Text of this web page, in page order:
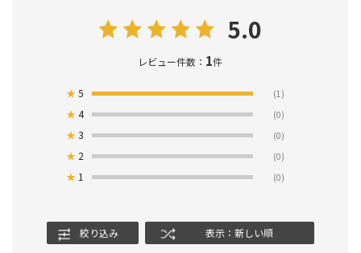
5.0
レビュー件数： 1件
★5 (1)
★4 (0)
★3 (0)
★ 2 (0)
★ 1 (0)
絞り込み 表示：新しい順